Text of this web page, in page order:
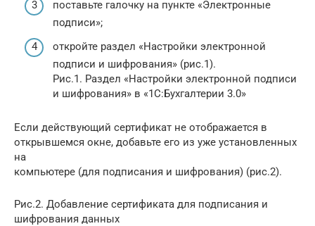
поставьте галочку на пункте «Электронные
подписи»;
откройте раздел «Настройки электронной
подписи и шифрования» (рис.1).
Рис.1. Раздел «Настройки электронной подписи
и шифрования» в «1С:Бухгалтерии 3.0»
Если действующий сертификат не отображается в
открывшемся окне, добавьте его из уже установленных
на
компьютере (для подписания и шифрования) (рис.2).
Рис.2. Добавление сертификата для подписания и
шифрования данных